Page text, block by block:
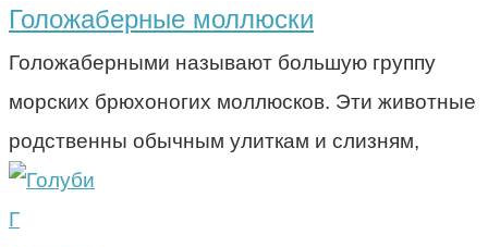
Голожаберные моллюски
Голожаберными называют большую группу
морских брюхоногих моллюсков. Эти животные
родственны обычным улиткам и слизням,
Г